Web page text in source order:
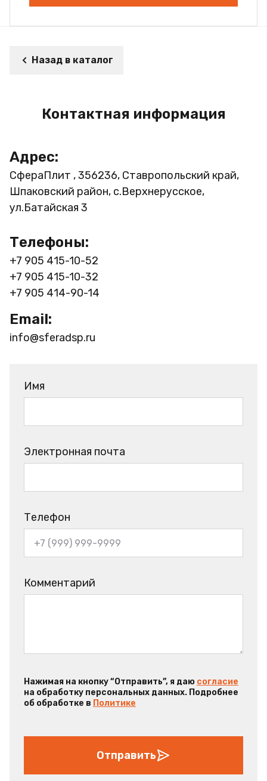
Назад в каталог
Контактная информация
Адрес:
СфераПлит , 356236, Ставропольский край,
Шпаковский район, с.Верхнерусское,
ул.Батайская 3
Телефоны:
+7 905 415-10-52
+7 905 415-10-32
+7 905 414-90-14
Email:
info@sferadsp.ru
Имя
Электронная почта
Телефон
Комментарий
Нажимая на кнопку “Отправить”, я даю согласие
на обработку персональных данных. Подробнее
об обработке в Политике
Отправить